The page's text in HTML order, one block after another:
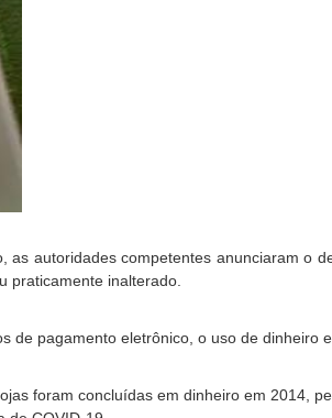
autoridades competentes anunciaram o
praticamente inalterado.
pagamento eletrônico, o uso de dinheiro
foram concluídas em dinheiro em 2014,